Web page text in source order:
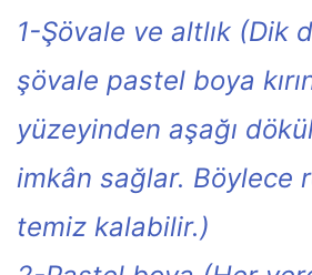
1-Şövale ve altlık (Dik
şövale pastel boya
yüzeyinden aşağı
imkân sağlar. Böylece
temiz kalabilir.)